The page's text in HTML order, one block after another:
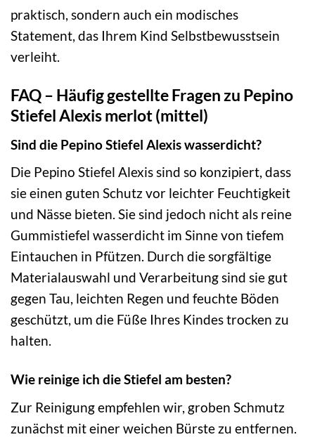
praktisch, sondern auch ein modisches
Statement, das Ihrem Kind Selbstbewusstsein
verleiht.
FAQ – Häufig gestellte Fragen zu Pepino
Stiefel Alexis merlot (mittel)
Sind die Pepino Stiefel Alexis wasserdicht?
Die Pepino Stiefel Alexis sind so konzipiert, dass
sie einen guten Schutz vor leichter Feuchtigkeit
und Nässe bieten. Sie sind jedoch nicht als reine
Gummistiefel wasserdicht im Sinne von tiefem
Eintauchen in Pfützen. Durch die sorgfältige
Materialauswahl und Verarbeitung sind sie gut
gegen Tau, leichten Regen und feuchte Böden
geschützt, um die Füße Ihres Kindes trocken zu
halten.
Wie reinige ich die Stiefel am besten?
Zur Reinigung empfehlen wir, groben Schmutz
zunächst mit einer weichen Bürste zu entfernen.